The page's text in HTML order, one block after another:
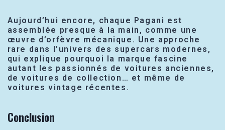
Aujourd’hui encore, chaque Pagani est
assemblée presque à la main, comme une
œuvre d’orfèvre mécanique. Une approche
rare dans l’univers des supercars modernes,
qui explique pourquoi la marque fascine
autant les passionnés de voitures anciennes,
de voitures de collection… et même de
voitures vintage récentes.
Conclusion